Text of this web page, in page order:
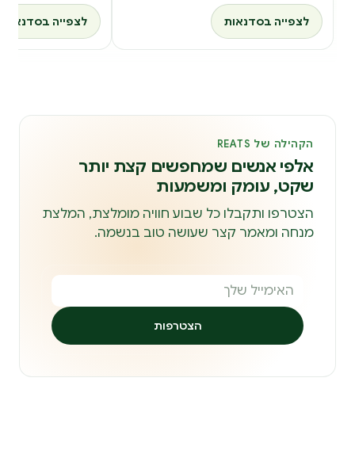
לצפייה בסדנאות לצפייה בסדנאות
הקהילה של REATS
אלפי אנשים שמחפשים קצת יותר
שקט, עומק ומשמעות
הצטרפו ותקבלו כל שבוע חוויה מומלצת, המלצת
מנחה ומאמר קצר שעושה טוב בנשמה.
הצטרפות